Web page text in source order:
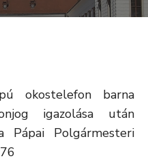
okostelefon barna
igazolása után
Pápai Polgármesteri